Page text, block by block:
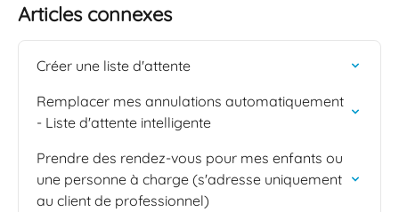
Articles connexes
Créer une liste d'attente
Remplacer mes annulations automatiquement
- Liste d'attente intelligente
Prendre des rendez-vous pour mes enfants ou
une personne à charge (s'adresse uniquement
au client de professionnel)